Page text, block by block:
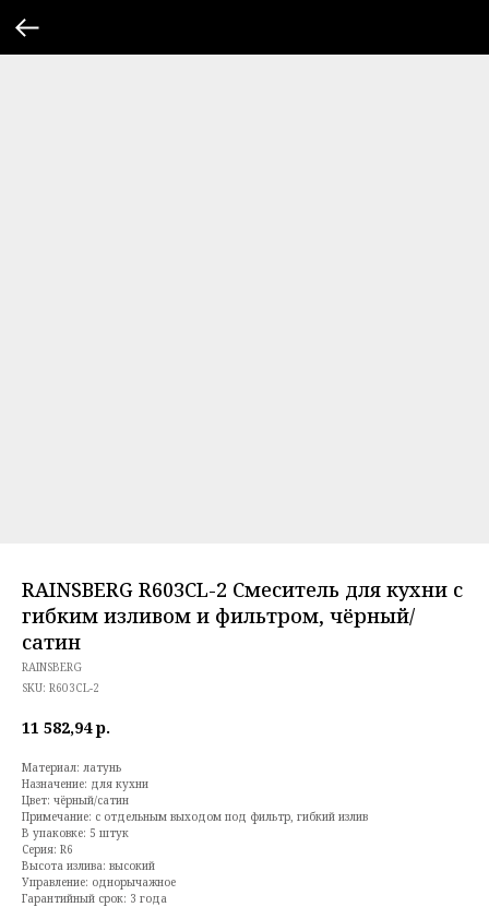
RAINSBERG R603CL-2 Смеситель для кухни с
гибким изливом и фильтром, чёрный/
сатин
RAINSBERG
SKU: R603CL-2
11 582,94 р.
Материал: латунь
Назначение: для кухни
Цвет: чёрный/сатин
Примечание: с отдельным выходом под фильтр, гибкий излив
В упаковке: 5 штук
Серия: R6
Высота излива: высокий
Управление: однорычажное
Гарантийный срок: 3 года